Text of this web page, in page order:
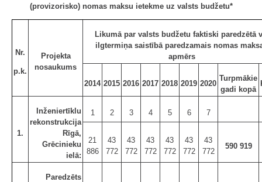
(provizorisko) nomas maksu ietekme uz valsts budžetu*
Nr.
p.k.
Projekta
nosaukums
Likumā par valsts budžetu faktiski paredzētā
ilgtermiņa saistībā paredzamais nomas
apmērs
2014 2015 2016 2017 2018 2019 2020
Turpmākie
gadi kopā
1.
Inženiertīklu
rekonstrukcija
Rīgā,
Grēcinieku
ielā:
1 2 3 4 5 6 7
21
886
43
772
43
772
43
772
43
772
43
772
43
772
590 919
Paredzēts